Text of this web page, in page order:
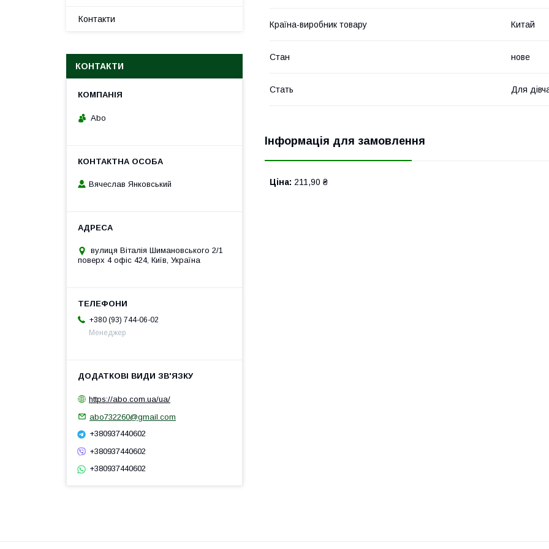
Країна-виробник товару Китай
Стан нове
Стать Для
Інформація для замовлення
Ціна: 211,90 ₴
Контакти
КОНТАКТИ
Abo
Вячеслав Янковський
вулиця Віталія Шимановського 2/1
поверх 4 офіс 424, Київ, Україна
+380 (93) 744-06-02
Менеджер
https://abo.com.ua/ua/
abo732260@gmail.com
+380937440602
+380937440602
+380937440602